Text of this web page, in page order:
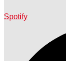
Spotify